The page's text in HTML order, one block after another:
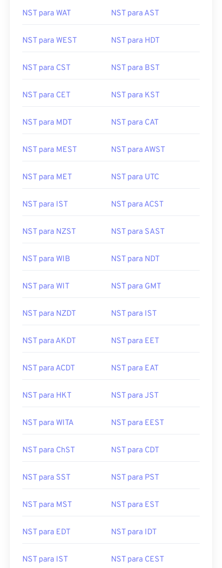
NST para WAT NST para AST
NST para WEST NST para HDT
NST para CST NST para BST
NST para CET NST para KST
NST para MDT NST para CAT
NST para MEST NST para AWST
NST para MET NST para UTC
NST para IST NST para ACST
NST para NZST NST para SAST
NST para WIB NST para NDT
NST para WIT NST para GMT
NST para NZDT NST para IST
NST para AKDT NST para EET
NST para ACDT NST para EAT
NST para HKT NST para JST
NST para WITA NST para EEST
NST para ChST NST para CDT
NST para SST NST para PST
NST para MST NST para EST
NST para EDT NST para IDT
NST para IST NST para CEST